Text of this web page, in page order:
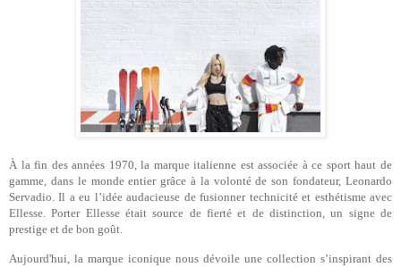
À la fin des années 1970, la marque italienne est associée à ce sport haut de
gamme, dans le monde entier grâce à la volonté de son fondateur, Leonardo
Servadio. Il a eu l’idée audacieuse de fusionner technicité et esthétisme avec
Ellesse.
Porter Ellesse était source de fierté et de distinction, un signe de
prestige et de bon goût.
Aujourd'hui, la marque iconique nous dévoile une collection s’inspirant des